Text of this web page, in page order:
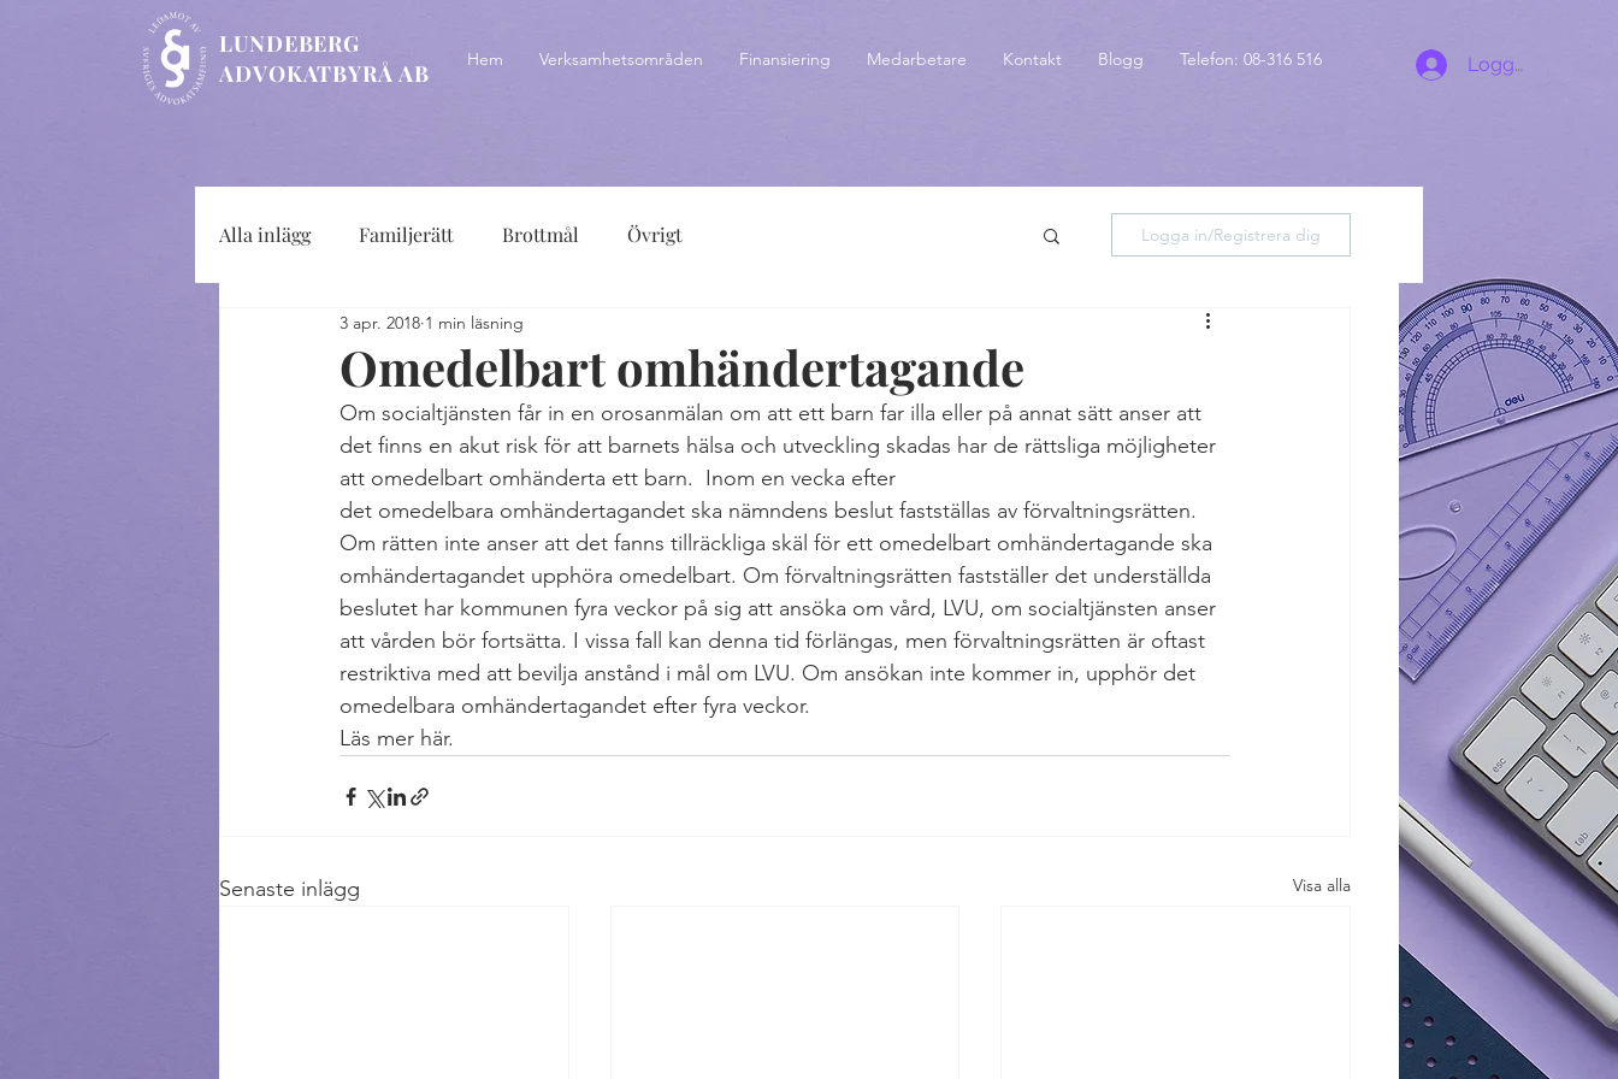
LUNDEBERG
ADVOKATBYRÅ AB
Hem Verksamhetsområden Finansiering Medarbetare Kontakt Blogg Telefon: 08-316 516 Logga in
Alla inlägg Familjerätt Brottmål Övrigt Logga in/Registrera dig
Omedelbart omhändertagande
3 apr. 2018 1 min läsning
Om socialtjänsten får in en orosanmälan om att ett barn far illa eller på annat sätt anser att
det finns en akut risk för att barnets hälsa och utveckling skadas har de rättsliga möjligheter
att omedelbart omhänderta ett barn.  Inom en vecka efter
det omedelbara omhändertagandet ska nämndens beslut fastställas av förvaltningsrätten.
Om rätten inte anser att det fanns tillräckliga skäl för ett omedelbart omhändertagande ska
omhändertagandet upphöra omedelbart. Om förvaltningsrätten fastställer det underställda
beslutet har kommunen fyra veckor på sig att ansöka om vård, LVU, om socialtjänsten anser
att vården bör fortsätta. I vissa fall kan denna tid förlängas, men förvaltningsrätten är oftast
restriktiva med att bevilja anstånd i mål om LVU. Om ansökan inte kommer in, upphör det
omedelbara omhändertagandet efter fyra veckor.
Läs mer här.
Senaste inlägg Visa alla